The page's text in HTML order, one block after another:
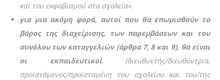
και του εκφοβισμού στα σχολεία».
για μια ακόμη φορά, αυτοί που θα επωμισθούν το
βάρος της διαχείρισης, των παρεμβάσεων και του
συνόλου των καταγγελιών (άρθρα 7, 8 και 9), θα είναι
οι εκπαιδευτικοί(διευθυντής/διευθύντρια,
προϊστάμενος/προϊσταμένη του σχολείου και του/της